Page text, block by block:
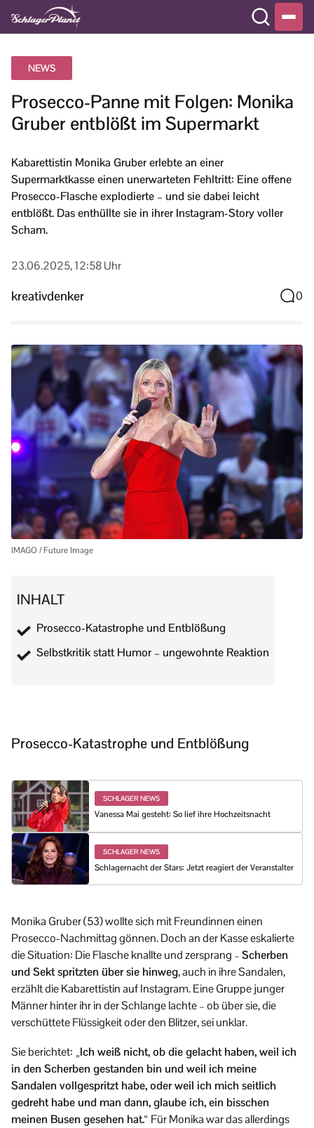
NEWS
Prosecco-Panne mit Folgen: Monika
Gruber entblößt im Supermarkt
Kabarettistin Monika Gruber erlebte an einer
Supermarktkasse einen unerwarteten Fehltritt: Eine offene
Prosecco-Flasche explodierte – und sie dabei leicht
entblößt. Das enthüllte sie in ihrer Instagram-Story voller
Scham.
23.06.2025, 12:58 Uhr
kreativdenker 0
IMAGO / Future Image
INHALT
Prosecco-Katastrophe und Entblößung
Selbstkritik statt Humor – ungewohnte Reaktion
Prosecco-Katastrophe und Entblößung
SCHLAGER NEWS
Vanessa Mai gesteht: So lief ihre Hochzeitsnacht
SCHLAGER NEWS
Schlagernacht der Stars: Jetzt reagiert der Veranstalter
Monika Gruber (53) wollte sich mit Freundinnen einen
Prosecco-Nachmittag gönnen. Doch an der Kasse eskalierte
die Situation: Die Flasche knallte und zersprang –Scherben
und Sekt spritzten über sie hinweg, auch in ihre Sandalen,
erzählt die Kabarettistin auf Instagram. Eine Gruppe junger
Männer hinter ihr in der Schlange lachte – ob über sie, die
verschüttete Flüssigkeit oder den Blitzer, sei unklar.
Sie berichtet: „Ich weiß nicht, ob die gelacht haben, weil ich
in den Scherben gestanden bin und weil ich meine
Sandalen vollgespritzt habe, oder weil ich mich seitlich
gedreht habe und man dann, glaube ich, ein bisschen
meinen Busen gesehen hat.“ Für Monika war das allerdings